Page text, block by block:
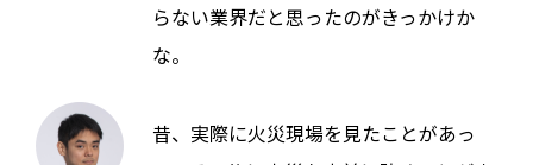
らない業界だと思ったのがきっかけか
な。
昔、実際に火災現場を見たことがあっ